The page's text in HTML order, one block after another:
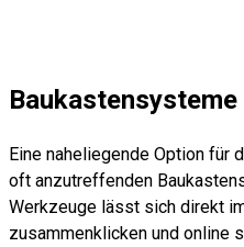
Eine naheliegende Option für
oft anzutreffenden
Werkzeuge lässt sich direkt
zusammenklicken und online